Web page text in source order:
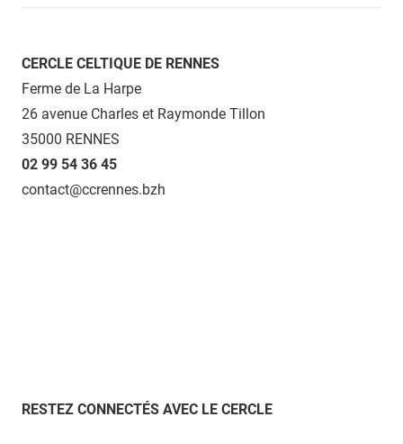
CERCLE CELTIQUE DE RENNES
Ferme de La Harpe
26 avenue Charles et Raymonde Tillon
35000 RENNES
02 99 54 36 45
contact@ccrennes.bzh
RESTEZ CONNECTÉS AVEC LE CERCLE